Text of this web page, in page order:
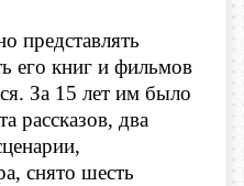
его книг и фильмов
За 15 лет им было
рассказов, два
снято шесть